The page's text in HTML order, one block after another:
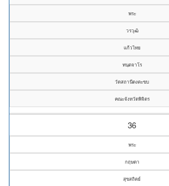
พระ
วรวุฒิ
แก้วไทย
ทนฺตจาโร
วัดสถานีดงตะขบ
คณะจังหวัดพิจิตร
36
พระ
กฤษดา
สุขสถิตย์